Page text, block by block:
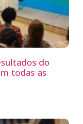
do
todas as